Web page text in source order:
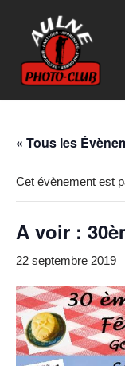
Aller
au
contenu
« Tous les
Cet évènement est
A voir :
22 septembre 2019